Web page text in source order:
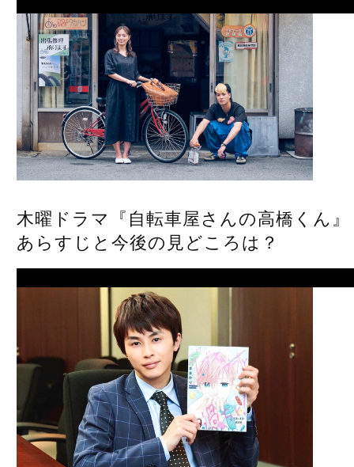
木曜ドラマ『自転車屋さんの高橋くん』
あらすじと今後の見どころは？